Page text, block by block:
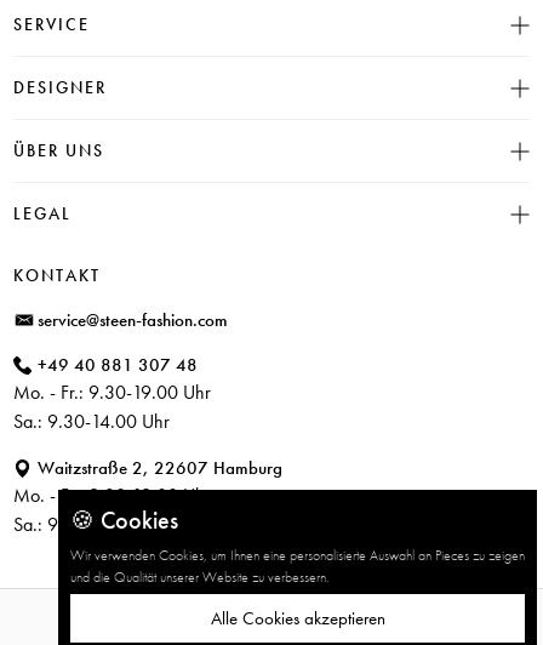
SERVICE
Größentabelle
Häufige Fragen
Rücksendung
DESIGNER
INSIEME
JUVIA
CANDICE COOPER
+ Mehr Designer
ÜBER UNS
Historie
LEGAL
Impressum
KONTAKT
service@steen-fashion.com
+49 40 881 307 48
Mo. - Fr.: 9.30-19.00 Uhr
Sa.: 9.30-14.00 Uhr
Waitzstraße 2, 22607 Hamburg
Mo. - Fr.: 9.30-19.00 Uhr
Sa.: 9.30-14.00 Uhr
🍪 Cookies
Wir verwenden Cookies, um Ihnen eine personalisierte Auswahl an Pieces zu zeigen
und die Qualität unserer Website zu verbessern.
Alle Cookies akzeptieren